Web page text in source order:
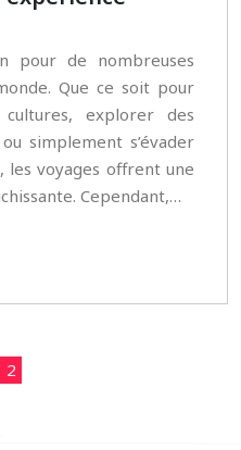
pour de nombreuses
Que ce soit pour
explorer des
simplement s’évader
voyages offrent une
Cependant,…
2